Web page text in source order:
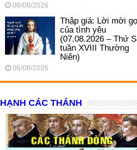
06/08/2026
Thập giá: Lời mời
của tình yêu
(07.08.2026 – Thứ
tuần XVIII Thường
Niên)
06/08/2026
HẠNH CÁC THÁNH